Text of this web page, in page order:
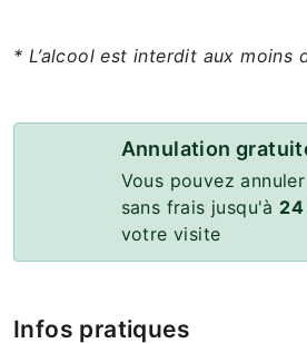
* L’alcool est interdit aux moins
Annulation
Vous pouvez
sans frais jusqu'à
votre visite
Infos pratiques